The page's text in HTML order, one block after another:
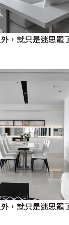
外，就只是迷思
外，就只是迷思